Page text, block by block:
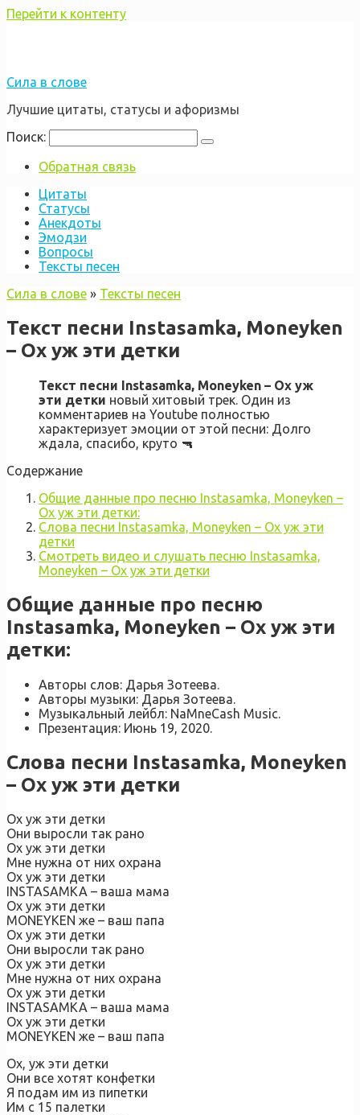
Перейти к контенту
Сила в слове
Лучшие цитаты, статусы и афоризмы
Поиск:
Обратная связь
Цитаты
Статусы
Анекдоты
Эмодзи
Вопросы
Тексты песен
Сила в слове » Тексты песен
Текст песни Instasamka, Moneyken
– Ох уж эти детки
Текст песни Instasamka, Moneyken – Ох уж
эти детки новый хитовый трек. Один из
комментариев на Youtube полностью
характеризует эмоции от этой песни: Долго
ждала, спасибо, круто 🔫
Содержание
Общие данные про песню Instasamka, Moneyken –
Ох уж эти детки:
Слова песни Instasamka, Moneyken – Ох уж эти
детки
Смотреть видео и слушать песню Instasamka,
Moneyken – Ох уж эти детки
Общие данные про песню
Instasamka, Moneyken – Ох уж эти
детки:
Авторы слов: Дарья Зотеева.
Авторы музыки: Дарья Зотеева.
Музыкальный лейбл: NaMneCash Music.
Презентация: Июнь 19, 2020.
Слова песни Instasamka, Moneyken
– Ох уж эти детки
Ох уж эти детки
Они выросли так рано
Ох уж эти детки
Мне нужна от них охрана
Ох уж эти детки
INSTASAMKA – ваша мама
Ох уж эти детки
MONEYKEN же – ваш папа
Ох уж эти детки
Они выросли так рано
Ох уж эти детки
Мне нужна от них охрана
Ох уж эти детки
INSTASAMKA – ваша мама
Ох уж эти детки
MONEYKEN же – ваш папа
Ох, уж эти детки
Они все хотят конфетки
Я подам им из пипетки
Им с 15 палетки